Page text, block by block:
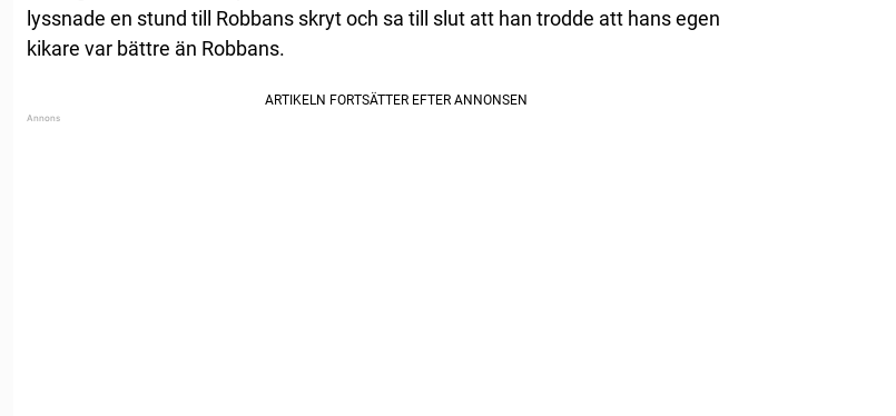
lyssnade en stund till Robbans skryt och sa till slut att han trodde att hans egen
kikare var bättre än Robbans.